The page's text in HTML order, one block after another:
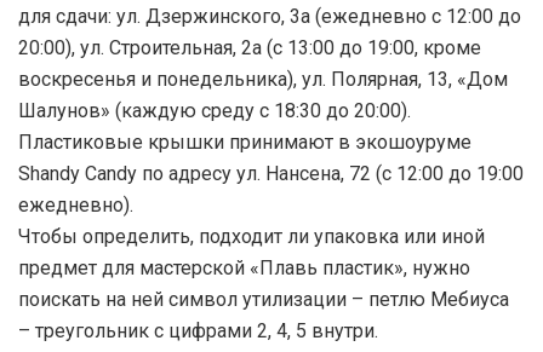
для сдачи: ул. Дзержинского, 3а (ежедневно с 12:00 до
20:00), ул. Строительная, 2а (с 13:00 до 19:00, кроме
воскресенья и понедельника), ул. Полярная, 13, «Дом
Шалунов» (каждую среду с 18:30 до 20:00).
Пластиковые крышки принимают в экошоуруме
Shandy Candy по адресу ул. Нансена, 72 (с 12:00 до 19:00
ежедневно).
Чтобы определить, подходит ли упаковка или иной
предмет для мастерской «Плавь пластик», нужно
поискать на ней символ утилизации – петлю Мебиуса
– треугольник с цифрами 2, 4, 5 внутри.